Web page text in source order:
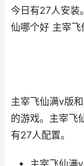
今日有27人安装
仙哪个好 主宰飞
主宰飞仙满v版
的游戏。主宰飞
有27人配置。